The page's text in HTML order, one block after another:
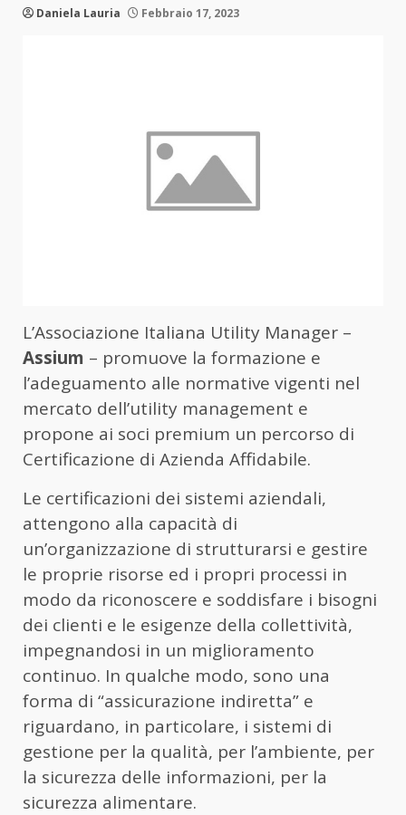
Daniela Lauria Febbraio 17, 2023
L’Associazione Italiana Utility Manager –
Assium – promuove la formazione e
l’adeguamento alle normative vigenti nel
mercato dell’utility management e
propone ai soci premium un percorso di
Certificazione di Azienda Affidabile.
Le certificazioni dei sistemi aziendali,
attengono alla capacità di
un’organizzazione di strutturarsi e gestire
le proprie risorse ed i propri processi in
modo da riconoscere e soddisfare i bisogni
dei clienti e le esigenze della collettività,
impegnandosi in un miglioramento
continuo. In qualche modo, sono una
forma di “assicurazione indiretta” e
riguardano, in particolare, i sistemi di
gestione per la qualità, per l’ambiente, per
la sicurezza delle informazioni, per la
sicurezza alimentare.